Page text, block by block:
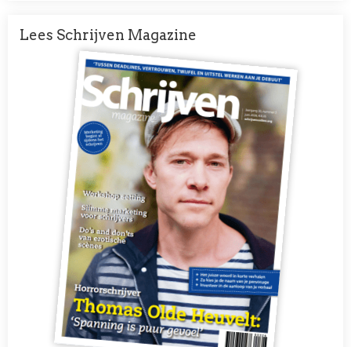
Lees Schrijven Magazine
Afbeelding